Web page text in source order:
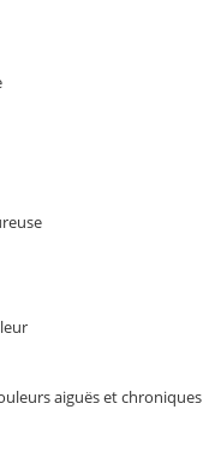
aiguës et chroniques